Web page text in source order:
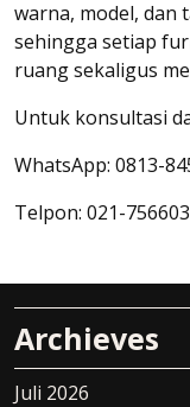
warna, model, dan
sehingga setiap
ruang sekaligus
Untuk konsultasi
WhatsApp: 0813-
Telpon: 021-
Archieves
Juli 2026